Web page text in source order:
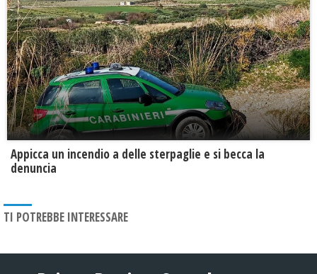
Appicca un incendio a delle sterpaglie e si becca la
denuncia
TI POTREBBE INTERESSARE